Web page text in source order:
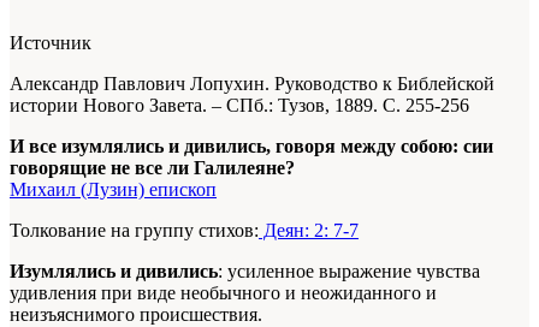
Источник
Александр Павлович Лопухин. Руководство к Библейской
истории Нового Завета. – СПб.: Тузов, 1889. С. 255-256
И все изумлялись и дивились, говоря между собою: сии
говорящие не все ли Галилеяне?
Михаил (Лузин) епископ
Толкование на группу стихов: Деян: 2: 7-7
Изумлялись и дивились: усиленное выражение чувства
удивления при виде необычного и неожиданного и
неизъяснимого происшествия.